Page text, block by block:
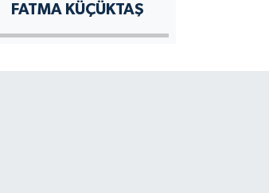
FATMA KÜÇÜKTAŞ